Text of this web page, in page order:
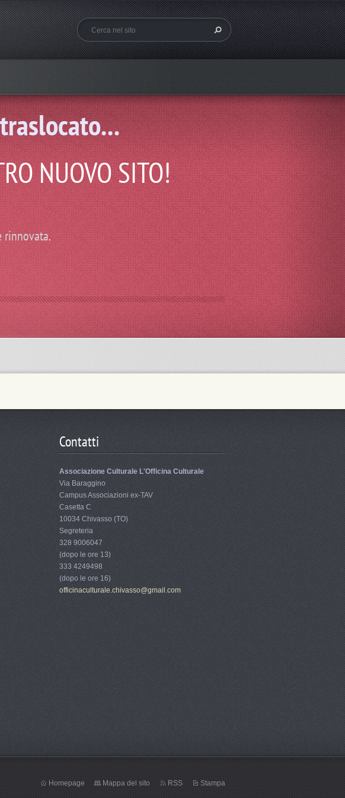
altro
NUOVO SITO!
rinnovata.
Contatti
Associazione Culturale L'Officina Culturale
Via Baraggino
Campus Associazioni ex-TAV
Casetta C
10034 Chivasso (TO)
Segreteria
328 9006047
(dopo le ore 13)
333 4249498
(dopo le ore 16)
officinaculturale.chivasso@gmail.com
Homepage Mappa del sito RSS Stampa